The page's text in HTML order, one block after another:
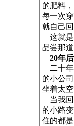
的肥料
每一次
就自己回
这就是
品尝那
20年
二十年
的小公
坐着太
当我回
的小路
住的都